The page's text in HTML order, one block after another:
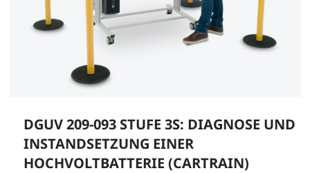
DGUV 209-093 STUFE 3S: DIAGNOSE UND
INSTANDSETZUNG EINER
HOCHVOLTBATTERIE (CARTRAIN)